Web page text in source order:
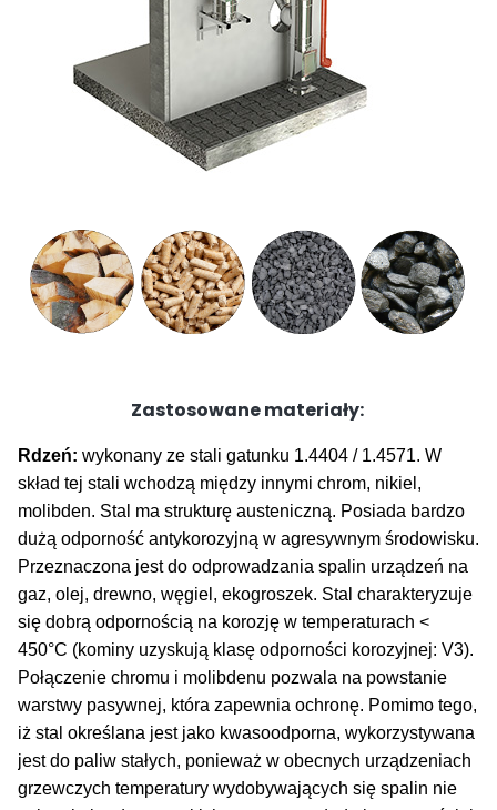
Zastosowane materiały:
Rdzeń: wykonany ze stali gatunku 1.4404 / 1.4571. W
skład tej stali wchodzą między innymi chrom, nikiel,
molibden. Stal ma strukturę austeniczną. Posiada bardzo
dużą odporność antykorozyjną w agresywnym środowisku.
Przeznaczona jest do odprowadzania spalin urządzeń na
gaz, olej, drewno, węgiel, ekogroszek. Stal charakteryzuje
się dobrą odpornością na korozję w temperaturach <
450°C (kominy uzyskują klasę odporności korozyjnej: V3).
Połączenie chromu i molibdenu pozwala na powstanie
warstwy pasywnej, która zapewnia ochronę. Pomimo tego,
iż stal określana jest jako kwasoodporna, wykorzystywana
jest do paliw stałych, ponieważ w obecnych urządzeniach
grzewczych temperatury wydobywających się spalin nie